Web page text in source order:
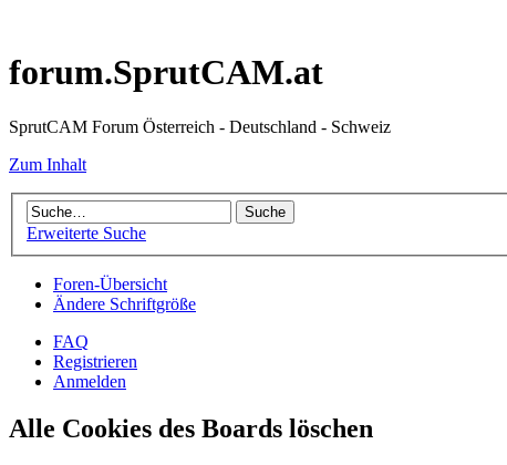
forum.SprutCAM.at
SprutCAM Forum Österreich - Deutschland - Schweiz
Zum Inhalt
Erweiterte Suche
Foren-Übersicht
Ändere Schriftgröße
FAQ
Registrieren
Anmelden
Alle Cookies des Boards löschen